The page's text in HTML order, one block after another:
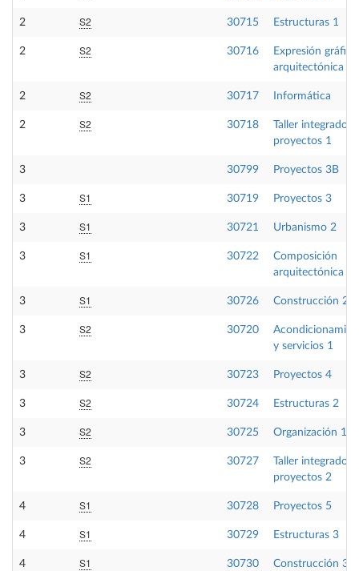
2 S2 30715 Estructuras 1
2 S2 30716
Expresión gráfica
arquitectónica 5
2 S2 30717 Informática
2 S2 30718
Taller integrado
proyectos 1
3 30799 Proyectos 3B
3 S1 30719 Proyectos 3
3 S1 30721 Urbanismo 2
3 S1 30722
Composición
arquitectónica 3
3 S1 30726 Construcción 2
3 S2 30720
y servicios 1
3 S2 30723 Proyectos 4
3 S2 30724 Estructuras 2
3 S2 30725 Organización 1
3 S2 30727
Taller integrado
proyectos 2
4 S1 30728 Proyectos 5
4 S1 30729 Estructuras 3
4 S1 30730 Construcción 3